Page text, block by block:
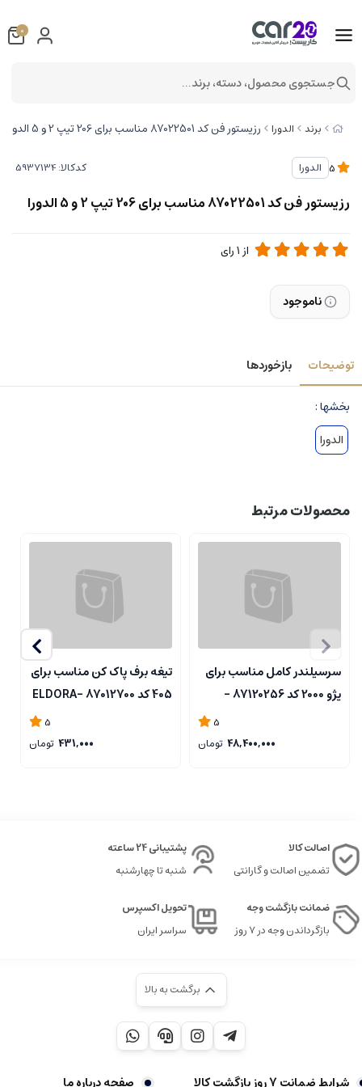
برند الدورا رزیستور فن کد 87022501 مناسب برای 206 تیپ 2 و 5 الدورا
الدورا کدکالا:
رزیستور فن کد 87022501 مناسب برای 206 تیپ 2 و 5 الدورا
از 1رای
ناموجود
توضیحات بازخوردها
بخشها :
الدورا
محصولات مرتبط
سرسیلندر کامل مناسب برای
پژو 2000 کد 87120256 -
5
48,400,000 تومان
تیغه برف پاک کن مناسب برای
405 کد 87012700 -ELDORA
5
431,000 تومان
اصالت کالا
تضمین اصالت و گارانتی
پشتیبانی 24 ساعته
شنبه تا چهارشنبه
ضمانت بازگشت وجه
بازگرداندن وجه در ۷ روز
تحویل اکسپرس
سراسر ایران
برگشت به بالا
0
جستجوی محصول، دسته، برند...